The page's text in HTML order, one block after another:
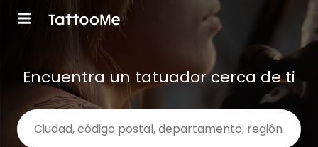
Encuentra un tatuador cerca de ti